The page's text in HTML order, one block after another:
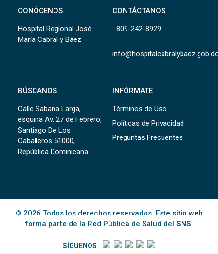
CONÓCENOS
Hospital Regional José
María Cabral y Báez
CONTÁCTANOS
809-242-8929
BÚSCANOS
Calle Sabana Larga,
esquina Av. 27 de Febrero,
Santiago De Los
Caballeros 51000,
República Dominicana.
INFÓRMATE
Términos de Uso
Políticas de Privacidad
Preguntas Frecuentes
© 2026 Todos los derechos reservados. Este sitio web
forma parte de la Red Pública de Salud del SNS.
SÍGUENOS